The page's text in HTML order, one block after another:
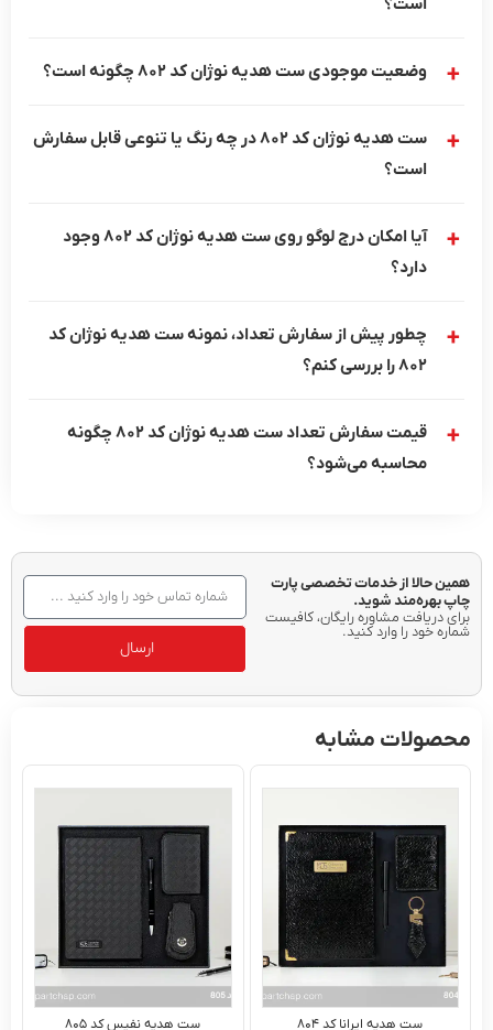
وضعیت موجودی ست هدیه نوژان کد 802 چگونه است؟
ست هدیه نوژان کد 802 در چه رنگ یا تنوعی قابل سفارش
آیا امکان درج لوگو روی ست هدیه نوژان کد 802 وجود
چطور پیش از سفارش تعداد، نمونه ست هدیه نوژان کد
قیمت سفارش تعداد ست هدیه نوژان کد 802 چگونه
محاسبه می‌شود؟
از خدمات تخصصی پارت
شوید.
مشاوره رایگان، کافیست
را وارد کنید.
مشابه
ست هدیه ایرانا کد ۸۰۴ ست هدیه نفیس کد ۸۰۵